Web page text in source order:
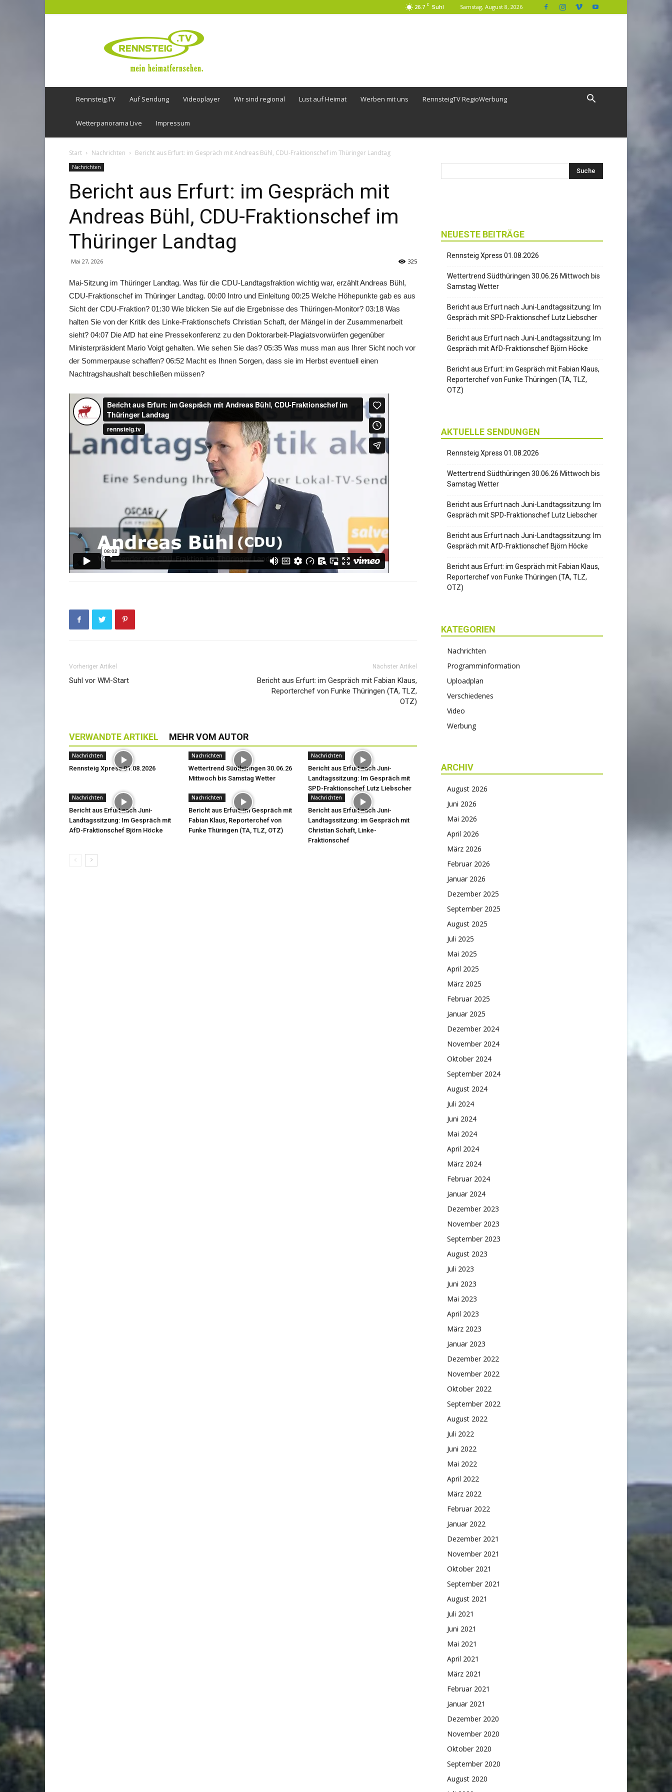
26.7 C Suhl Samstag, August 8, 2026
Rennsteig.TV Auf Sendung Videoplayer Wir sind regional Lust auf Heimat Werben mit uns RennsteigTV RegioWerbung
Wetterpanorama Live Impressum
Start Nachrichten Bericht aus Erfurt: im Gespräch mit Andreas Bühl, CDU-Fraktionschef im Thüringer Landtag
Nachrichten
Bericht aus Erfurt: im Gespräch mit
Andreas Bühl, CDU-Fraktionschef im
Thüringer Landtag
Mai 27, 2026 325
Mai-Sitzung im Thüringer Landtag. Was für die CDU-Landtagsfraktion wichtig war, erzählt Andreas Bühl,
CDU-Fraktionschef im Thüringer Landtag. 00:00 Intro und Einleitung 00:25 Welche Höhepunkte gab es aus
Sicht der CDU-Fraktion? 01:30 Wie blicken Sie auf die Ergebnisse des Thüringen-Monitor? 03:18 Was
halten Sie von der Kritik des Linke-Fraktionschefs Christian Schaft, der Mängel in der Zusammenarbeit
sieht? 04:07 Die AfD hat eine Pressekonferenz zu den Doktorarbeit-Plagiatsvorwürfen gegenüber
Ministerpräsident Mario Voigt gehalten. Wie sehen Sie das? 05:35 Was muss man aus Ihrer Sicht noch vor
der Sommerpause schaffen? 06:52 Macht es Ihnen Sorgen, dass sie im Herbst eventuell einen
Nachtragshaushalt beschließen müssen?
Vorheriger Artikel
Suhl vor WM-Start
Nächster Artikel
Bericht aus Erfurt: im Gespräch mit Fabian Klaus,
Reporterchef von Funke Thüringen (TA, TLZ,
OTZ)
VERWANDTE ARTIKEL MEHR VOM AUTOR
Nachrichten
Rennsteig Xpress 01.08.2026
Nachrichten
Wettertrend Südthüringen 30.06.26
Mittwoch bis Samstag Wetter
Nachrichten
Bericht aus Erfurt nach Juni-
Landtagssitzung: Im Gespräch mit
SPD-Fraktionschef Lutz Liebscher
Nachrichten
Bericht aus Erfurt nach Juni-
Landtagssitzung: Im Gespräch mit
AfD-Fraktionschef Björn Höcke
Nachrichten
Bericht aus Erfurt: im Gespräch mit
Fabian Klaus, Reporterchef von
Funke Thüringen (TA, TLZ, OTZ)
Nachrichten
Bericht aus Erfurt nach Juni-
Landtagssitzung: im Gespräch mit
Christian Schaft, Linke-
Fraktionschef
NEUESTE BEITRÄGE
Rennsteig Xpress 01.08.2026
Wettertrend Südthüringen 30.06.26 Mittwoch bis
Samstag Wetter
Bericht aus Erfurt nach Juni-Landtagssitzung: Im
Gespräch mit SPD-Fraktionschef Lutz Liebscher
Bericht aus Erfurt nach Juni-Landtagssitzung: Im
Gespräch mit AfD-Fraktionschef Björn Höcke
Bericht aus Erfurt: im Gespräch mit Fabian Klaus,
Reporterchef von Funke Thüringen (TA, TLZ,
OTZ)
AKTUELLE SENDUNGEN
Rennsteig Xpress 01.08.2026
Wettertrend Südthüringen 30.06.26 Mittwoch bis
Samstag Wetter
Bericht aus Erfurt nach Juni-Landtagssitzung: Im
Gespräch mit SPD-Fraktionschef Lutz Liebscher
Bericht aus Erfurt nach Juni-Landtagssitzung: Im
Gespräch mit AfD-Fraktionschef Björn Höcke
Bericht aus Erfurt: im Gespräch mit Fabian Klaus,
Reporterchef von Funke Thüringen (TA, TLZ,
OTZ)
KATEGORIEN
Nachrichten
Programminformation
Uploadplan
Verschiedenes
Video
Werbung
ARCHIV
August 2026
Juni 2026
Mai 2026
April 2026
März 2026
Februar 2026
Januar 2026
Dezember 2025
September 2025
August 2025
Juli 2025
Mai 2025
April 2025
März 2025
Februar 2025
Januar 2025
Dezember 2024
November 2024
Oktober 2024
September 2024
August 2024
Juli 2024
Juni 2024
Mai 2024
April 2024
März 2024
Februar 2024
Januar 2024
Dezember 2023
November 2023
September 2023
August 2023
Juli 2023
Juni 2023
Mai 2023
April 2023
März 2023
Januar 2023
Dezember 2022
November 2022
Oktober 2022
September 2022
August 2022
Juli 2022
Juni 2022
Mai 2022
April 2022
März 2022
Februar 2022
Januar 2022
Dezember 2021
November 2021
Oktober 2021
September 2021
August 2021
Juli 2021
Juni 2021
Mai 2021
April 2021
März 2021
Februar 2021
Januar 2021
Dezember 2020
November 2020
Oktober 2020
September 2020
August 2020